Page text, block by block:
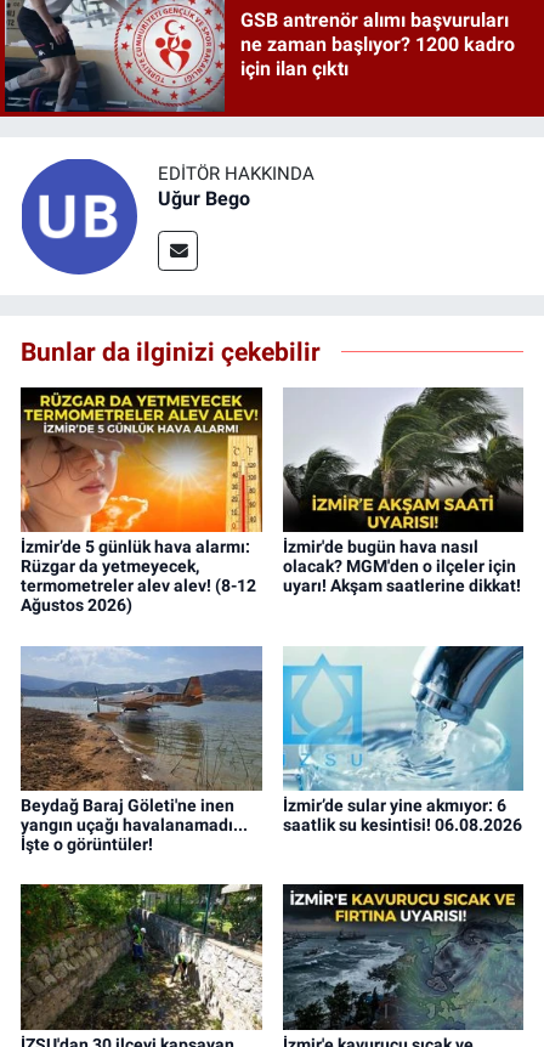
GSB antrenör alımı başvuruları
ne zaman başlıyor? 1200 kadro
için ilan çıktı
EDITÖR HAKKINDA
Uğur Bego
Bunlar da ilginizi çekebilir
İzmir’de 5 günlük hava alarmı:
Rüzgar da yetmeyecek,
termometreler alev alev! (8-12
Ağustos 2026)
İzmir'de bugün hava nasıl
olacak? MGM'den o ilçeler için
uyarı! Akşam saatlerine dikkat!
Beydağ Baraj Göleti'ne inen
yangın uçağı havalanamadı...
İşte o görüntüler!
İzmir’de sular yine akmıyor: 6
saatlik su kesintisi! 06.08.2026